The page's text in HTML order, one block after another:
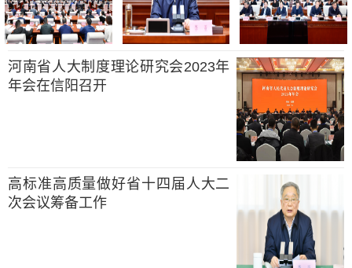
河南省人大制度理论研究会2023年
年会在信阳召开
高标准高质量做好省十四届人大二
次会议筹备工作